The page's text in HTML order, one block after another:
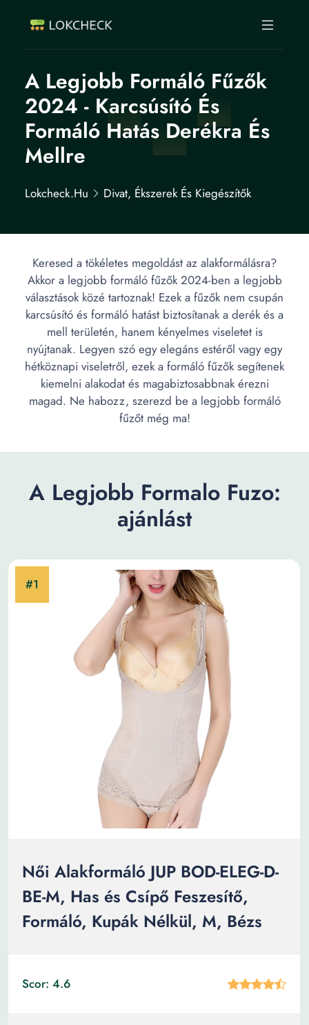
A Legjobb Formáló Fűzők
2024 - Karcsúsító És
Formáló Hatás Derékra És
Mellre
Lokcheck.hu Divat, Ékszerek És Kiegészítők
Keresed a tökéletes megoldást az alakformálásra?
Akkor a legjobb formáló fűzők 2024-ben a legjobb
választások közé tartoznak! Ezek a fűzők nem csupán
karcsúsító és formáló hatást biztosítanak a derék és a
mell területén, hanem kényelmes viseletet is
nyújtanak. Legyen szó egy elegáns estéről vagy egy
hétköznapi viseletről, ezek a formáló fűzők segítenek
kiemelni alakodat és magabiztosabbnak érezni
magad. Ne habozz, szerezd be a legjobb formáló
fűzőt még ma!
A Legjobb Formalo Fuzo:
ajánlást
Női Alakformáló JUP BOD-ELEG-D-
BE-M, Has és Csípő Feszesítő,
Formáló, Kupák Nélkül, M, Bézs
Scor: 4.6